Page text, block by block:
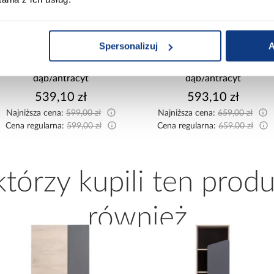
Spersonalizuj
dąb/antracyt
539,10 zł
Najniższa cena:599,00 zł
Cena regularna:599,00 zł
dąb/antracyt
593,10 zł
Najniższa cena:659,00 zł
Cena regularna:659,00 zł
kupili ten
również